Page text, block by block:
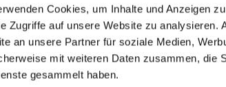
Cookies, um Inhalte und Anzeigen
Zugriffe auf unsere Website zu
an unsere Partner für soziale Medien,
mit weiteren Daten zusammen, die
gesammelt haben.